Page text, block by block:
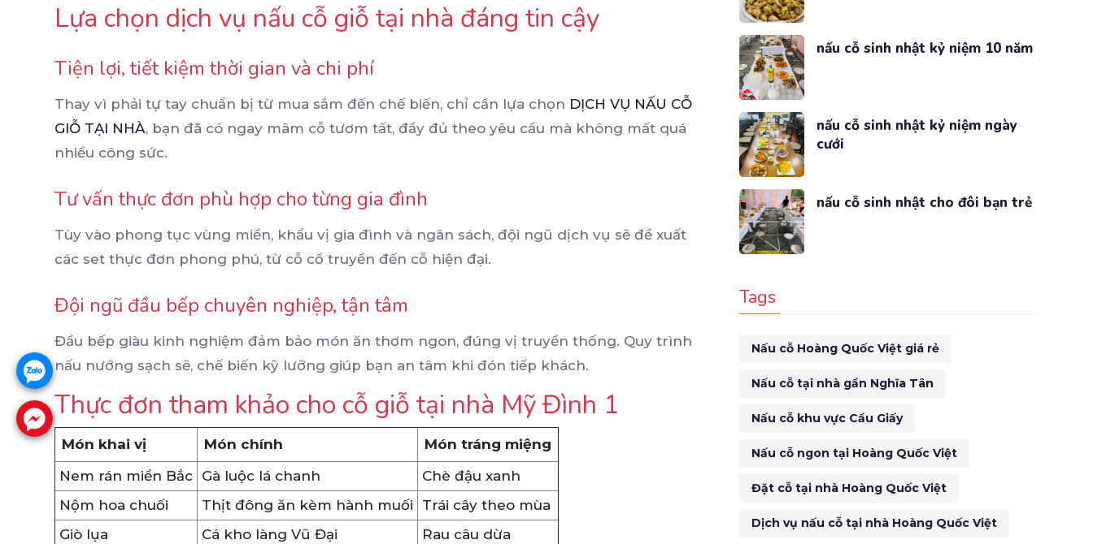
Lựa chọn dịch vụ nấu cỗ giỗ tại nhà đáng tin cậy
Tiện lợi, tiết kiệm thời gian và chi phí
Thay vì phải tự tay chuẩn bị từ mua sắm đến chế biến, chỉ cần lựa chọn DỊCH VỤ NẤU CỖ
GIỖ TẠI NHÀ, bạn đã có ngay mâm cỗ tươm tất, đầy đủ theo yêu cầu mà không mất quá
nhiều công sức.
Tư vấn thực đơn phù hợp cho từng gia đình
Tùy vào phong tục vùng miền, khẩu vị gia đình và ngân sách, đội ngũ dịch vụ sẽ đề xuất
các set thực đơn phong phú, từ cỗ cổ truyền đến cỗ hiện đại.
Đội ngũ đầu bếp chuyên nghiệp, tận tâm
Đầu bếp giàu kinh nghiệm đảm bảo món ăn thơm ngon, đúng vị truyền thống. Quy trình
nấu nướng sạch sẽ, chế biến kỹ lưỡng giúp bạn an tâm khi đón tiếp khách.
Thực đơn tham khảo cho cỗ giỗ tại nhà Mỹ Đình 1
Món khai vị Món chính
Món tráng miệng
Nem rán miền Bắc Gà luộc lá chanh
Chè đậu xanh
Nộm hoa chuối
Thịt đông ăn kèm hành muối
Trái cây theo mùa
Giò lụa
Cá kho làng Vũ Đại
Rau câu dừa
nấu cỗ sinh nhật kỷ niệm 10 năm
nấu cỗ sinh nhật kỷ niệm ngày
cưới
nấu cỗ sinh nhật cho đôi bạn trẻ
Tags
Nấu cỗ Hoàng Quốc Việt giá rẻ
Nấu cỗ tại nhà gần Nghĩa Tân
Nấu cỗ khu vực Cầu Giấy
Nấu cỗ ngon tại Hoàng Quốc Việt
Đặt cỗ tại nhà Hoàng Quốc Việt
Dịch vụ nấu cỗ tại nhà Hoàng Quốc Việt